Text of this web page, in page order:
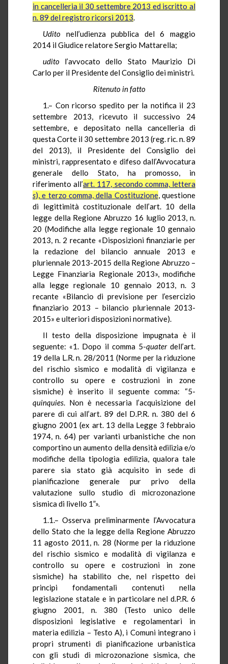
in cancelleria il 30 settembre 2013 ed iscritto al
n. 89 del registro ricorsi 2013.
Udito nell’udienza pubblica del 6 maggio
2014 il Giudice relatore Sergio Mattarella;
udito l’avvocato dello Stato Maurizio Di
Carlo per il Presidente del Consiglio dei ministri.
Ritenuto in fatto
1.– Con ricorso spedito per la notifica il 23
settembre 2013, ricevuto il successivo 24
settembre, e depositato nella cancelleria di
questa Corte il 30 settembre 2013 (reg. ric. n. 89
del 2013), il Presidente del Consiglio dei
ministri, rappresentato e difeso dall’Avvocatura
generale dello Stato, ha promosso, in
riferimento all’art. 117, secondo comma, lettera
s), e terzo comma, della Costituzione, questione
di legittimità costituzionale dell’art. 10 della
legge della Regione Abruzzo 16 luglio 2013, n.
20 (Modifiche alla legge regionale 10 gennaio
2013, n. 2 recante «Disposizioni finanziarie per
la redazione del bilancio annuale 2013 e
pluriennale 2013-2015 della Regione Abruzzo –
Legge Finanziaria Regionale 2013», modifiche
alla legge regionale 10 gennaio 2013, n. 3
recante «Bilancio di previsione per l’esercizio
finanziario 2013 – bilancio pluriennale 2013-
2015» e ulteriori disposizioni normative).
Il testo della disposizione impugnata è il
seguente: «1. Dopo il comma 5-quaterdell’art.
19 della L.R. n. 28/2011 (Norme per la riduzione
del rischio sismico e modalità di vigilanza e
controllo su opere e costruzioni in zone
sismiche) è inserito il seguente comma: “5-
quinquies. Non è necessaria l’acquisizione del
parere di cui all’art. 89 del D.P.R. n. 380 del 6
giugno 2001 (ex art. 13 della Legge 3 febbraio
1974, n. 64) per varianti urbanistiche che non
comportino un aumento della densità edilizia e/o
modifiche della tipologia edilizia, qualora tale
parere sia stato già acquisito in sede di
pianificazione generale pur privo della
valutazione sullo studio di microzonazione
sismica di livello 1”».
1.1.– Osserva preliminarmente l’Avvocatura
dello Stato che la legge della Regione Abruzzo
11 agosto 2011, n. 28 (Norme per la riduzione
del rischio sismico e modalità di vigilanza e
controllo su opere e costruzioni in zone
sismiche) ha stabilito che, nel rispetto dei
principi fondamentali contenuti nella
legislazione statale e in particolare nel d.P.R. 6
giugno 2001, n. 380 (Testo unico delle
disposizioni legislative e regolamentari in
materia edilizia – Testo A), i Comuni integrano i
propri strumenti di pianificazione urbanistica
con gli studi di microzonazione sismica, che